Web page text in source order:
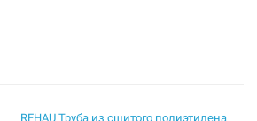
REHAU Труба из сшитого полиэтилена